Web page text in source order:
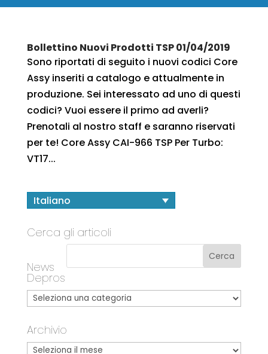
Bollettino Nuovi Prodotti TSP 01/04/2019
Sono riportati di seguito i nuovi codici Core
Assy inseriti a catalogo e attualmente in
produzione. Sei interessato ad uno di questi
codici? Vuoi essere il primo ad averli?
Prenotali al nostro staff e saranno riservati
per te! Core Assy CAI-966 TSP Per Turbo:
VT17...
Italiano
Cerca gli articoli
News
Depros
Archivio